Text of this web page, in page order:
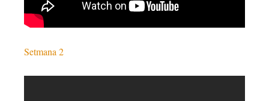
Setmana 2